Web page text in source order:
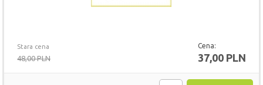
Stara cena
48,00 PLN
Cena:
37,00 PLN